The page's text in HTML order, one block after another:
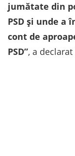
jumătate din
PSD și unde a
cont de
PSD”, a